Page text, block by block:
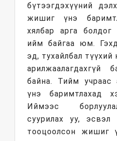
бүтээгдэхүүний
жишиг үнэ
хялбар арга
ийм байгаа юм.
эд, тухайлбал
арилжаалагдахгүй
байна. Тийм
үнэ баримтлахад
Иймээс
суурилах уу, эсвэл
тооцоолсон жишиг